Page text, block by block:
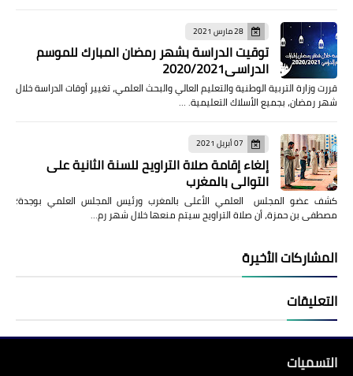
28 مارس 2021
توقيت الدراسة بشهر رمضان المبارك للموسم
الدراسي2020/2021
قررت وزارة التربية الوطنية والتعليم العالي والبحث العلمي، تغيير أوقات الدراسة خلال
شهر رمضان، بجميع الأسلاك التعليمية. …
07 أبريل 2021
إلغاء إقامة صلاة التراويح للسنة الثانية على
التوالي بالمغرب
كشف عضو المجلس العلمي الأعلى بالمغرب ورئيس المجلس العلمي بوجدة؛
مصطفى بن حمزة، أن صلاة التراويح سيتم منعها خلال شهر رم…
المشاركات الأخيرة
التعليقات
التسميات